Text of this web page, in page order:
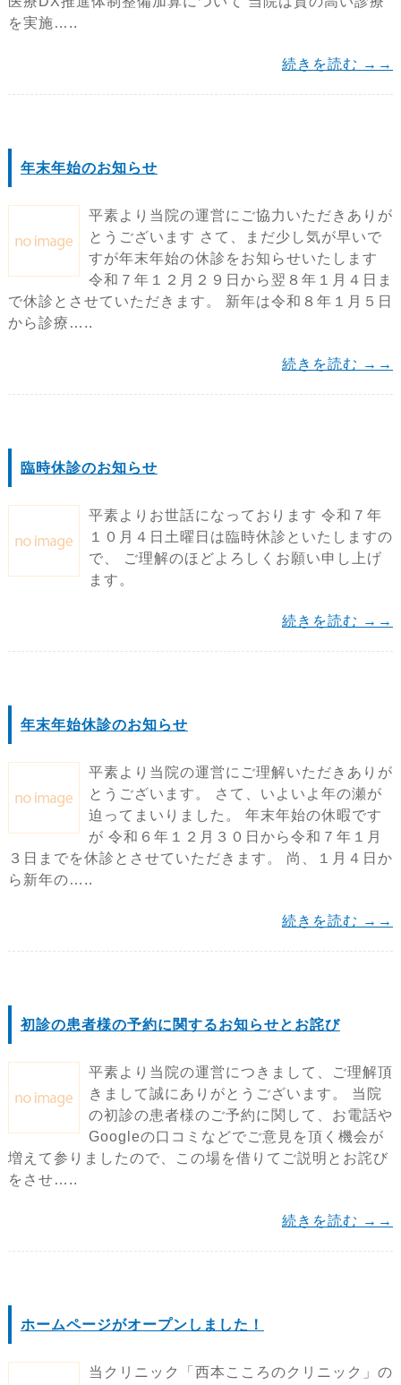
を実施…..
続きを読む →→
年末年始のお知らせ
平素より当院の運営にご協力いただきありが
とうございます さて、まだ少し気が早いで
すが年末年始の休診をお知らせいたします
令和７年１２月２９日から翌８年１月４日ま
で休診とさせていただきます。 新年は令和８年１月５日
から診療…..
続きを読む →→
臨時休診のお知らせ
平素よりお世話になっております 令和７年
１０月４日土曜日は臨時休診といたしますの
で、 ご理解のほどよろしくお願い申し上げ
ます。
続きを読む →→
年末年始休診のお知らせ
平素より当院の運営にご理解いただきありが
とうございます。 さて、いよいよ年の瀬が
迫ってまいりました。 年末年始の休暇です
が 令和６年１２月３０日から令和７年１月
３日までを休診とさせていただきます。 尚、１月４日か
ら新年の…..
続きを読む →→
初診の患者様の予約に関するお知らせとお詫び
平素より当院の運営につきまして、ご理解頂
きまして誠にありがとうございます。 当院
の初診の患者様のご予約に関して、お電話や
Googleの口コミなどでご意見を頂く機会が
増えて参りましたので、この場を借りてご説明とお詫び
をさせ…..
続きを読む →→
ホームページがオープンしました！
当クリニック「西本こころのクリニック」の